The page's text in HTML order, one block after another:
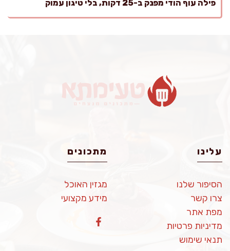
פילה עוף הודי מפנק ב-25 דקות, בלי טיגון עמוק
עלינו
הסיפור שלנו
צרו קשר
מפת אתר
מדיניות פרטיות
תנאי שימוש
מתכונים
מגזין האוכל
מידע מקצועי